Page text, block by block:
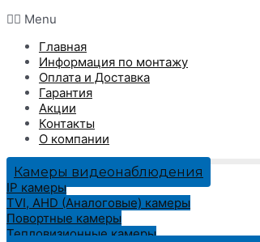
Menu
Главная
Информация по монтажу
Оплата и Доставка
Гарантия
Акции
Контакты
О компании
Камеры видеонаблюдения
IP камеры
TVI, AHD (Аналоговые) камеры
Повортные камеры
Тепловизионные камеры